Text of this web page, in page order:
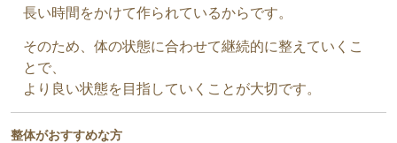
長い時間をかけて作られているからです。
そのため、体の状態に合わせて継続的に整えていくこ
とで、
より良い状態を目指していくことが大切です。
整体がおすすめな方